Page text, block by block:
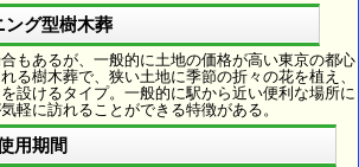
ング型樹木葬
もあるが、一般的に土地の価格が高い東京の都心
る樹木葬で、狭い土地に季節の折々の花を植え、
設けるタイプ。一般的に駅から近い便利な場所に
軽に訪れることができる特徴がある。
用期間